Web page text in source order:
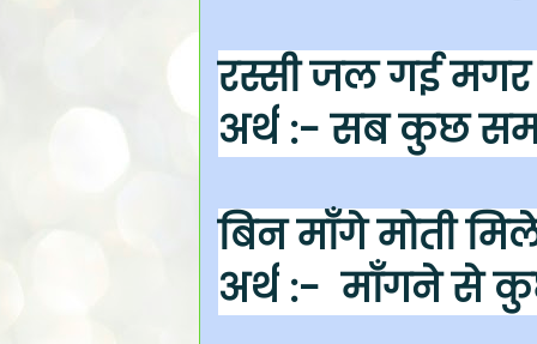
रस्सी जल गई
अर्थ :- सब कुछ
बिन माँगे मोती
अर्थ :- माँगने से